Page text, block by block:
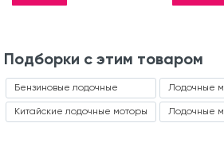
Подборки с этим товаром
Бензиновые лодочные
Китайские лодочные моторы
Лодочные
Лодочные